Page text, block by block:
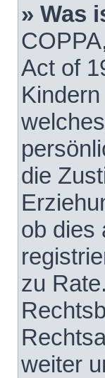
» Was
Act of
die
ob dies
zu
weiter